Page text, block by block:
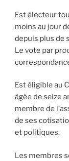
Est électeur
moins au jour
depuis plus de
Le vote par
Est éligible au
âgée de seize
membre de
de ses
et politiques.
Les membres